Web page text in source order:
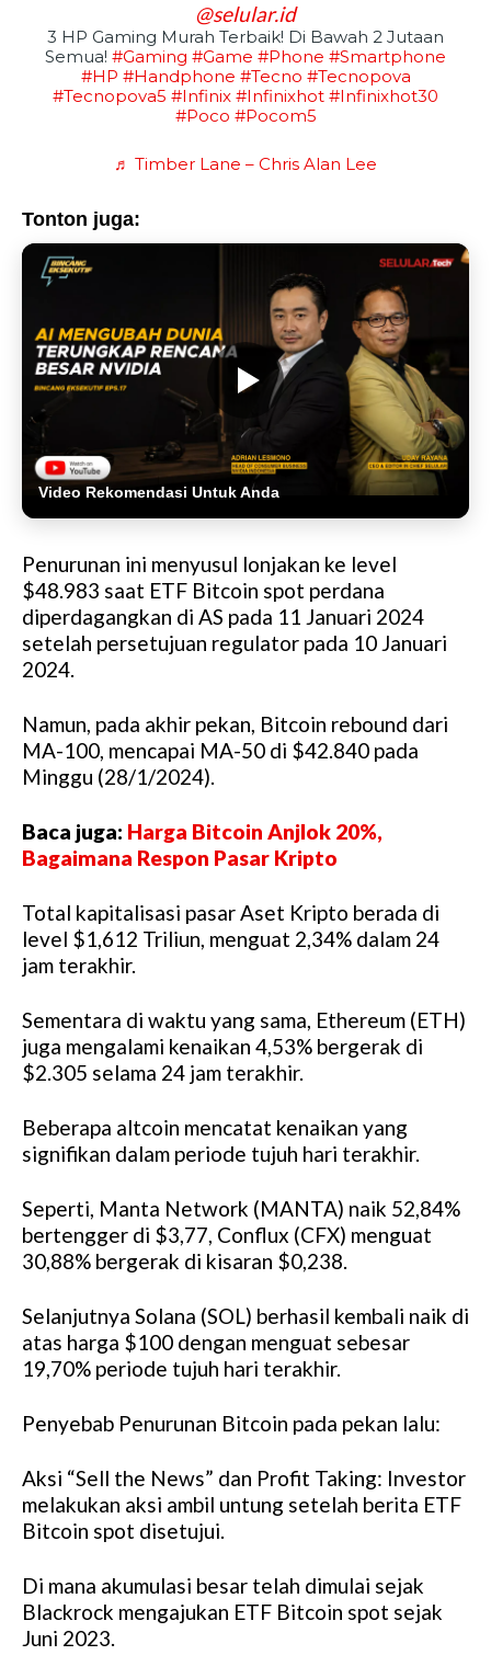
@selular.id
3 HP Gaming Murah Terbaik! Di Bawah 2 Jutaan
Semua! #gaming #game #phone #smartphone
#HP #handphone #tecno #tecnopova
#tecnopova5 #infinix #infinixhot #infinixhot30
#poco #pocom5
♬ Timber Lane – Chris Alan Lee
Tonton juga:
Video Rekomendasi Untuk Anda
Penurunan ini menyusul lonjakan ke level
$48.983 saat ETF Bitcoin spot perdana
diperdagangkan di AS pada 11 Januari 2024
setelah persetujuan regulator pada 10 Januari
2024.
Namun, pada akhir pekan, Bitcoin rebound dari
MA-100, mencapai MA-50 di $42.840 pada
Minggu (28/1/2024).
Baca juga: Harga Bitcoin Anjlok 20%,
Bagaimana Respon Pasar Kripto
Total kapitalisasi pasar Aset Kripto berada di
level $1,612 Triliun, menguat 2,34% dalam 24
jam terakhir.
Sementara di waktu yang sama, Ethereum (ETH)
juga mengalami kenaikan 4,53% bergerak di
$2.305 selama 24 jam terakhir.
Beberapa altcoin mencatat kenaikan yang
signifikan dalam periode tujuh hari terakhir.
Seperti, Manta Network (MANTA) naik 52,84%
bertengger di $3,77, Conflux (CFX) menguat
30,88% bergerak di kisaran $0,238.
Selanjutnya Solana (SOL) berhasil kembali naik di
atas harga $100 dengan menguat sebesar
19,70% periode tujuh hari terakhir.
Penyebab Penurunan Bitcoin pada pekan lalu:
Aksi “Sell the News” dan Profit Taking: Investor
melakukan aksi ambil untung setelah berita ETF
Bitcoin spot disetujui.
Di mana akumulasi besar telah dimulai sejak
Blackrock mengajukan ETF Bitcoin spot sejak
Juni 2023.